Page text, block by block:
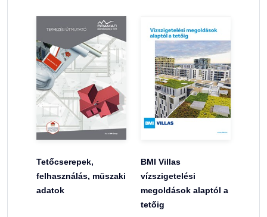
Tetőcserepek,
felhasználás, müszaki
adatok
BMI Villas
vízszigetelési
megoldások alaptól a
tetőig